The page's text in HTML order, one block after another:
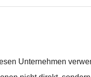
Unternehmen